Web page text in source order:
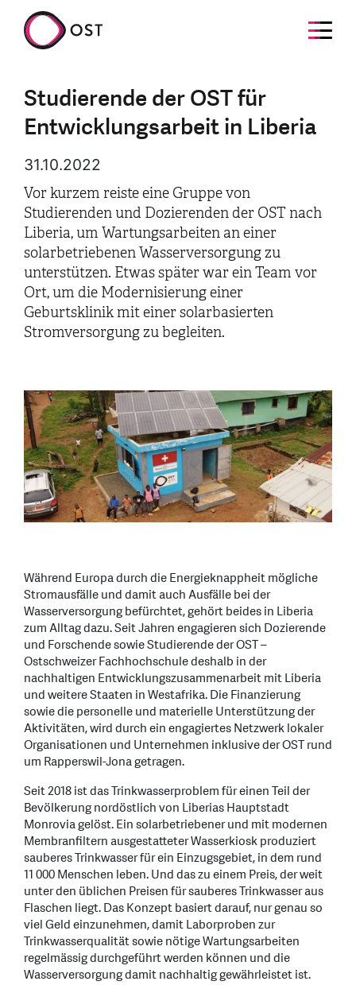
Studierende der OST für
Entwicklungsarbeit in Liberia
31.10.2022
Vor kurzem reiste eine Gruppe von
Studierenden und Dozierenden der OST nach
Liberia, um Wartungsarbeiten an einer
solarbetriebenen Wasserversorgung zu
unterstützen. Etwas später war ein Team vor
Ort, um die Modernisierung einer
Geburtsklinik mit einer solarbasierten
Stromversorgung zu begleiten.
Während Europa durch die Energieknappheit mögliche
Stromausfälle und damit auch Ausfälle bei der
Wasserversorgung befürchtet, gehört beides in Liberia
zum Alltag dazu. Seit Jahren engagieren sich Dozierende
und Forschende sowie Studierende der OST –
Ostschweizer Fachhochschule deshalb in der
nachhaltigen Entwicklungszusammenarbeit mit Liberia
und weitere Staaten in Westafrika. Die Finanzierung
sowie die personelle und materielle Unterstützung der
Aktivitäten, wird durch ein engagiertes Netzwerk lokaler
Organisationen und Unternehmen inklusive der OST rund
um Rapperswil-Jona getragen.
Seit 2018 ist das Trinkwasserproblem für einen Teil der
Bevölkerung nordöstlich von Liberias Hauptstadt
Monrovia gelöst. Ein solarbetriebener und mit modernen
Membranfiltern ausgestatteter Wasserkiosk produziert
sauberes Trinkwasser für ein Einzugsgebiet, in dem rund
11 000 Menschen leben. Und das zu einem Preis, der weit
unter den üblichen Preisen für sauberes Trinkwasser aus
Flaschen liegt. Das Konzept basiert darauf, nur genau so
viel Geld einzunehmen, damit Laborproben zur
Trinkwasserqualität sowie nötige Wartungsarbeiten
regelmässig durchgeführt werden können und die
Wasserversorgung damit nachhaltig gewährleistet ist.